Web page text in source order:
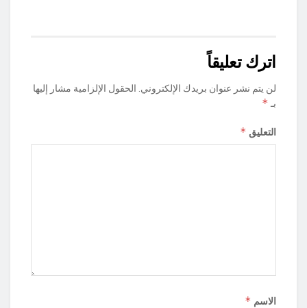
اترك تعليقاً
لن يتم نشر عنوان بريدك الإلكتروني. الحقول الإلزامية مشار إليها
بـ *
التعليق *
الاسم *